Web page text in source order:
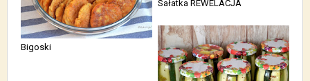
Bigoski
Sałatka REWELACJA